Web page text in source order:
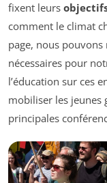
fixent leurs
comment le climat
page, nous
nécessaires pour
l’éducation sur ces
mobiliser les jeunes
principales